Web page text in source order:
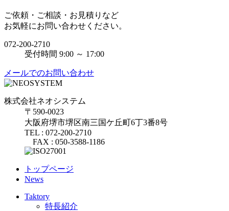
ご依頼・ご相談・お見積りなど
お気軽にお問い合わせください。
072-200-2710
受付時間 9:00 ～ 17:00
メールでのお問い合わせ
株式会社ネオシステム
〒590-0023
大阪府堺市堺区南三国ケ丘町6丁3番8号
TEL : 072-200-2710
FAX : 050-3588-1186
トップページ
News
Taktory
特長紹介